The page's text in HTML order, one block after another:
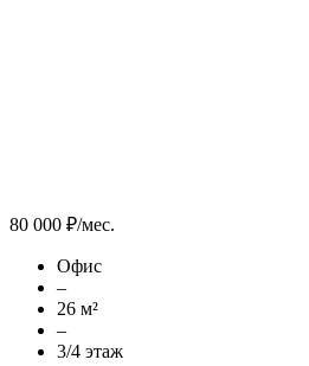
80 000 ₽/мес.
Офис
–
26 м²
–
3/4 этаж